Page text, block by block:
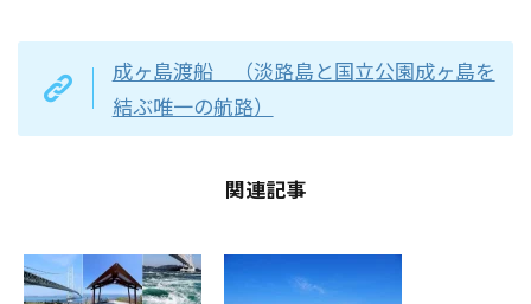
成ヶ島渡船 （淡路島と国立公園成ヶ島を
結ぶ唯一の航路）
関連記事